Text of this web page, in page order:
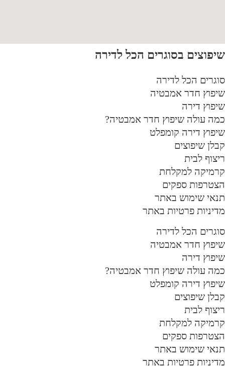
בסוגרים הכל לדירה
הכל לדירה
חדר אמבטיה
דירה
עולה שיפוץ חדר אמבטיה?
דירה קומפלט
שיפוצים
לבית
למקלחת
ספקים
שימוש באתר
פרטיות באתר
הכל לדירה
חדר אמבטיה
דירה
עולה שיפוץ חדר אמבטיה?
דירה קומפלט
שיפוצים
לבית
למקלחת
ספקים
שימוש באתר
פרטיות באתר